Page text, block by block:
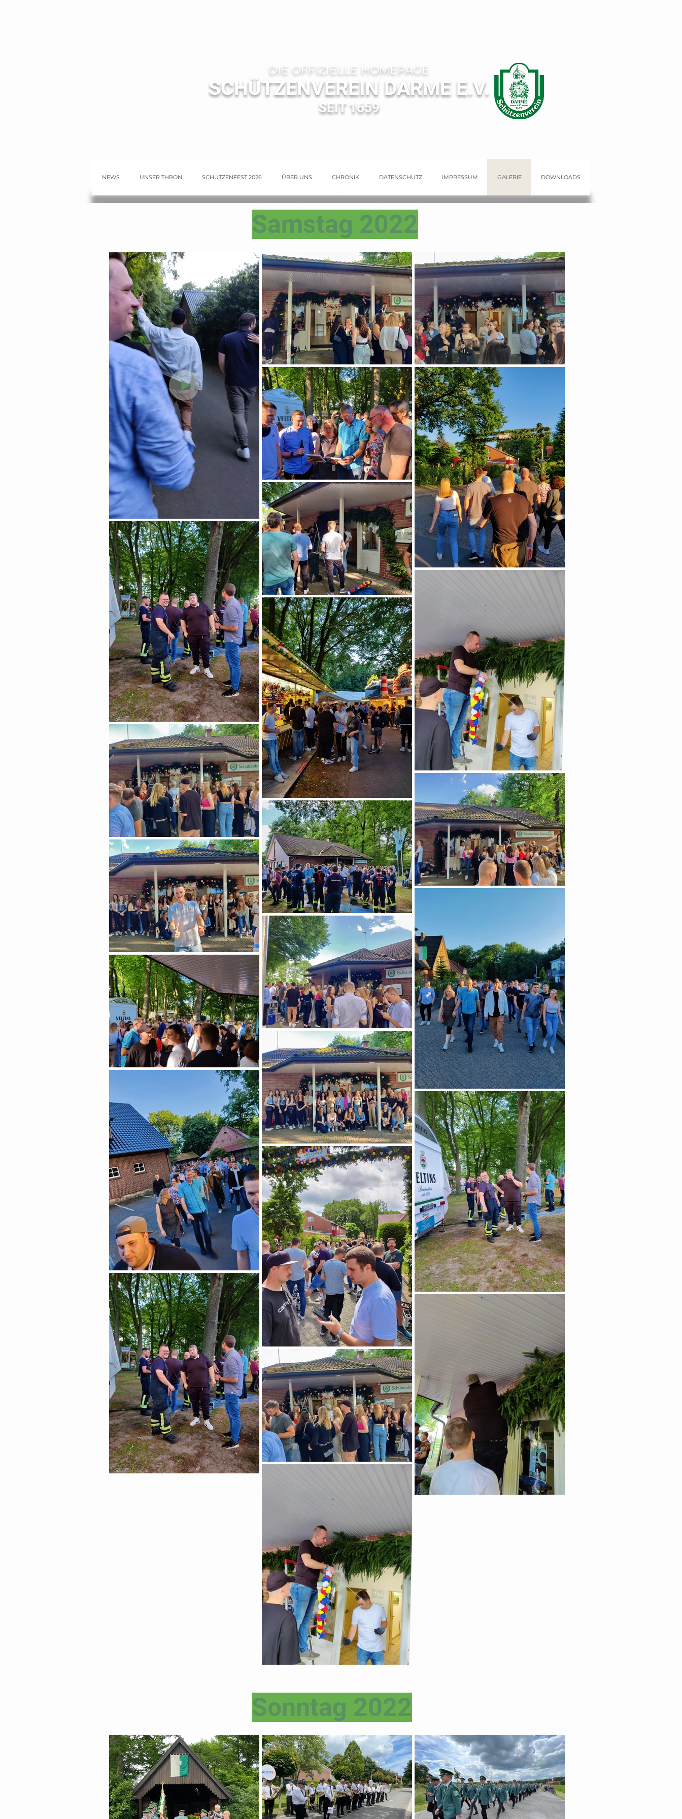
SCHÜTZENVEREIN DARME E.V.
SEIT 1659
DIE OFFIZIELLE HOMEPAGE
NEWS UNSER THRON SCHÜTZENFEST 2026 ÜBER UNS CHRONIK DATENSCHUTZ IMPRESSUM GALERIE DOWNLOADS
Samstag 2022
Sonntag 2022